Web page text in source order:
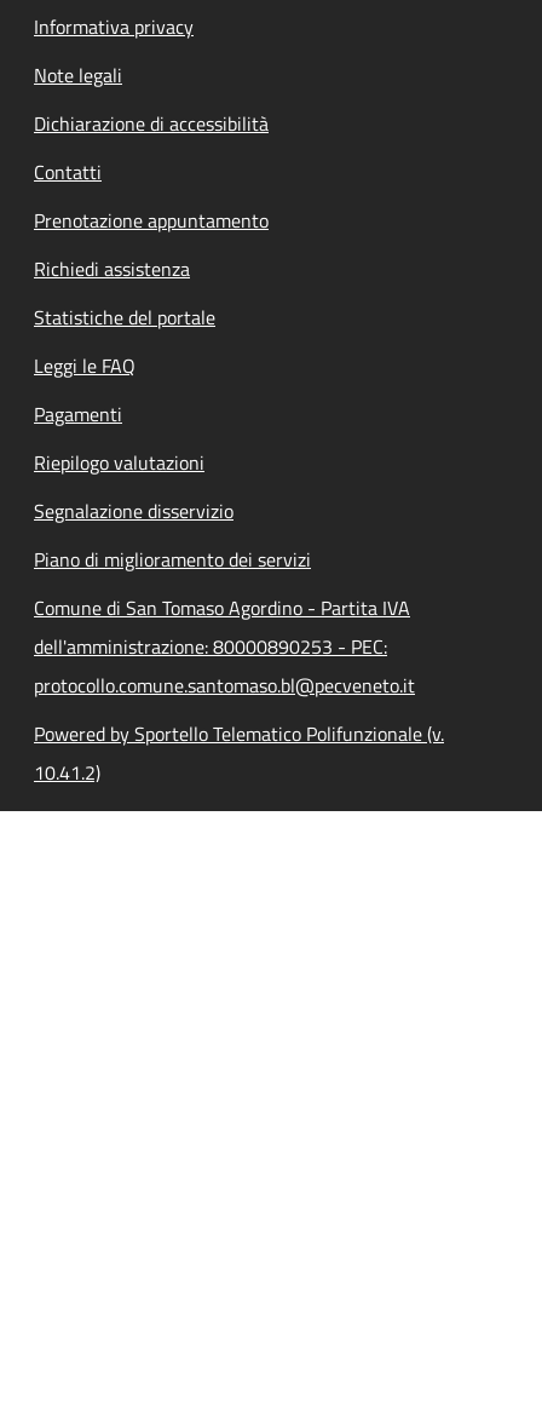
Informativa privacy
Note legali
Dichiarazione di accessibilità
Contatti
Prenotazione appuntamento
Richiedi assistenza
Statistiche del portale
Leggi le FAQ
Pagamenti
Riepilogo valutazioni
Segnalazione disservizio
Piano di miglioramento dei servizi
Comune di San Tomaso Agordino - Partita IVA
dell'amministrazione: 80000890253 - PEC:
protocollo.comune.santomaso.bl@pecveneto.it
Powered by Sportello Telematico Polifunzionale (v.
10.41.2)